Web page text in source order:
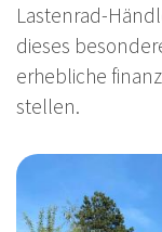
Lastenrad-
dieses
erhebliche
stellen.